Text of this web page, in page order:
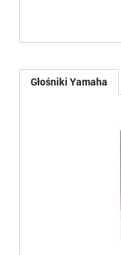
Głośniki Yamaha